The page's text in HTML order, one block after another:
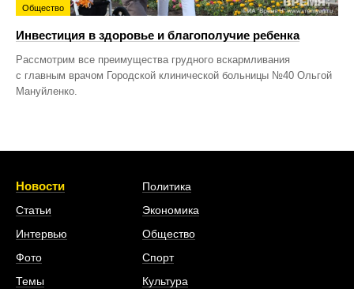
Общество
Инвестиция в здоровье и благополучие ребенка
Рассмотрим все преимущества грудного вскармливания
с главным врачом Городской клинической больницы №40 Ольгой
Мануйленко.
Новости
Статьи
Интервью
Фото
Темы
Политика
Экономика
Общество
Спорт
Культура